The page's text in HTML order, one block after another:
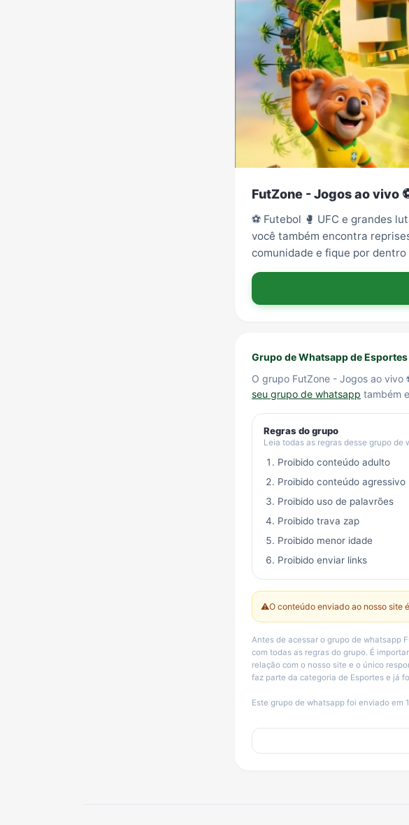
FutZone - Jogos ao vivo
⚽️ Futebol 🥊 UFC e grandes
você também encontra
comunidade e fique por
Grupo de Whatsapp de Esportes
O grupo FutZone - Jogos ao vivo
seu grupo de whatsapp também
Regras do grupo
Leia todas as regras desse grupo de
Proibido conteúdo adulto
Proibido conteúdo agressivo
Proibido uso de palavrões
Proibido trava zap
Proibido menor idade
Proibido enviar links
⚠️O conteúdo enviado ao nosso site
Antes de acessar o grupo de whatsapp
com todas as regras do grupo. É
relação com o nosso site e o único
faz parte da categoria de Esportes e já
Este grupo de whatsapp foi enviado em